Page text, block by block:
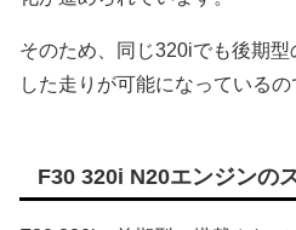
そのため、同じ320iでも後期
した走りが可能になっているの
F30 320i N20エンジンの